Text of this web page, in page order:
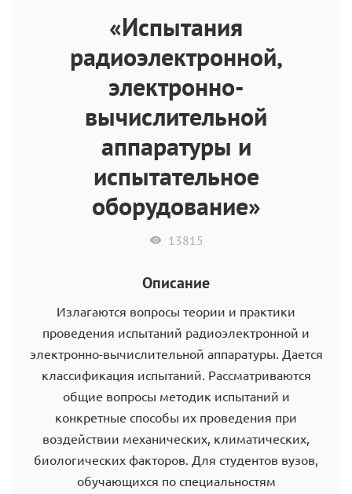
«Испытания
радиоэлектронной,
электронно-
вычислительной
аппаратуры и
испытательное
оборудование»
13815
Описание
Излагаются вопросы теории и практики
проведения испытаний радиоэлектронной и
электронно-вычислительной аппаратуры. Дается
классификация испытаний. Рассматриваются
общие вопросы методик испытаний и
конкретные способы их проведения при
воздействии механических, климатических,
биологических факторов. Для студентов вузов,
обучающихся по специальностям